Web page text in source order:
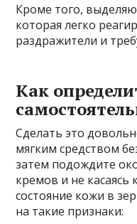
Кроме того,
которая легко
раздражители и
Как
Сделать это
мягким средством
затем подождите
кремов и не касаясь
состояние кожи в
на такие признаки: